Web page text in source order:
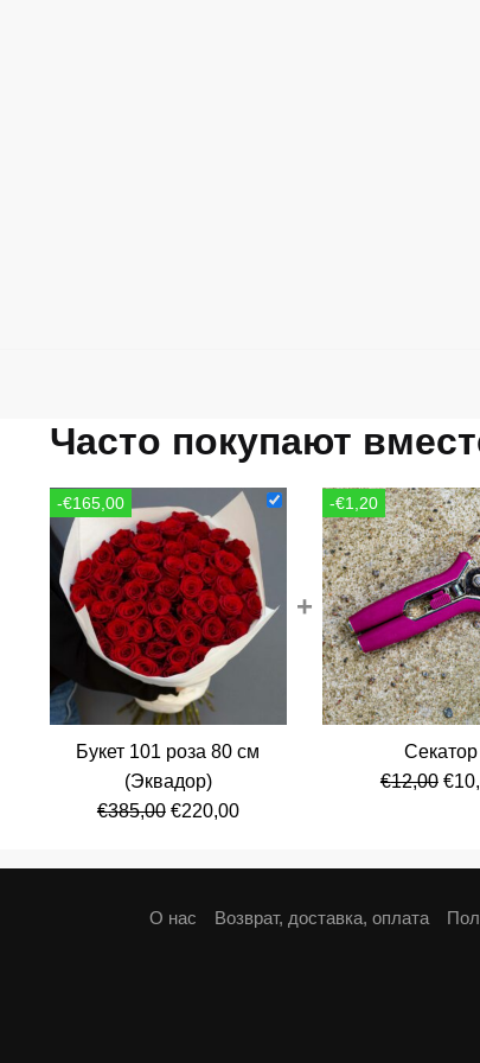
Часто покупают
-€165,00
Букет 101 роза 80 см
(Эквадор)
€385,00 Первоначальная
составляла
€220,00Текущая
€220,00.
+
-€1,20
Секатор
€12,00 €
О нас Возврат, доставка, оплата